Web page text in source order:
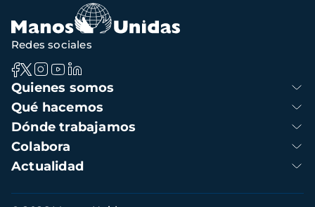
Navegación
principal
Quienes somos
Qué hacemos
Dónde trabajamos
Colabora
Actualidad
Redes sociales